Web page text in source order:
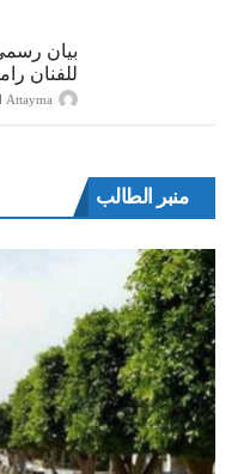
بيان
للفنان
Attayma الشاذلي عرايبية
منبر الطالب